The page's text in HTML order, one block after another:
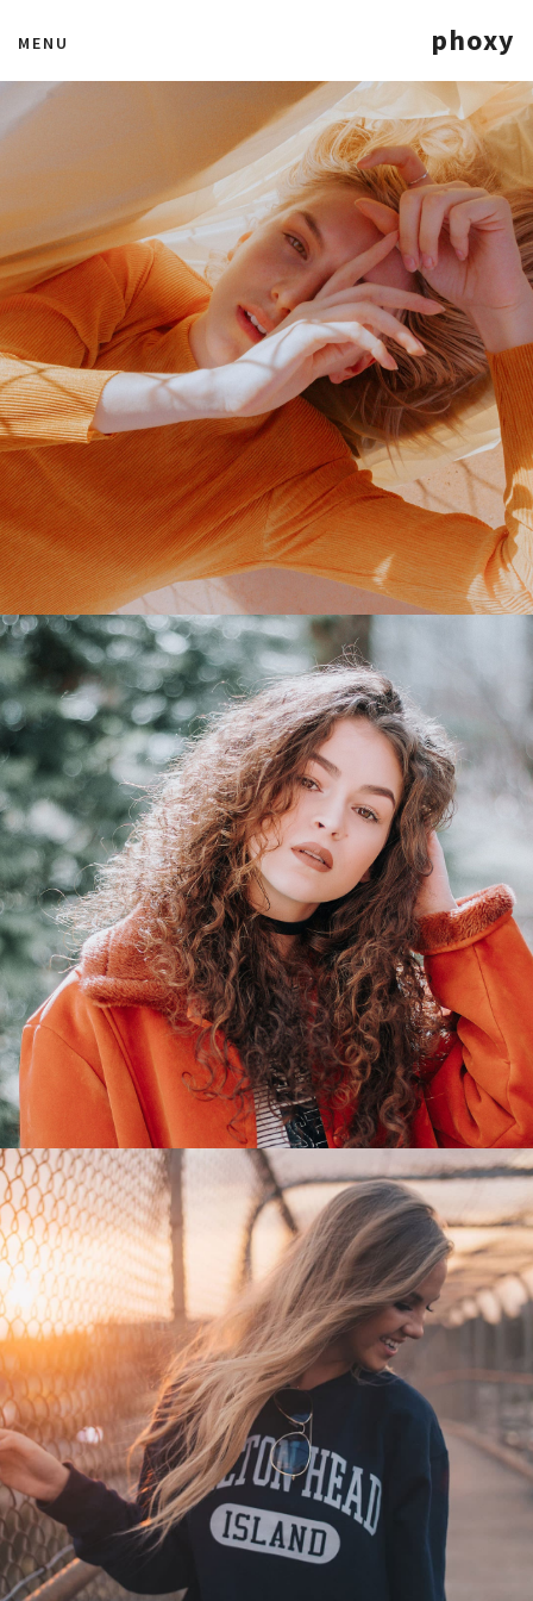
MENU phoxy